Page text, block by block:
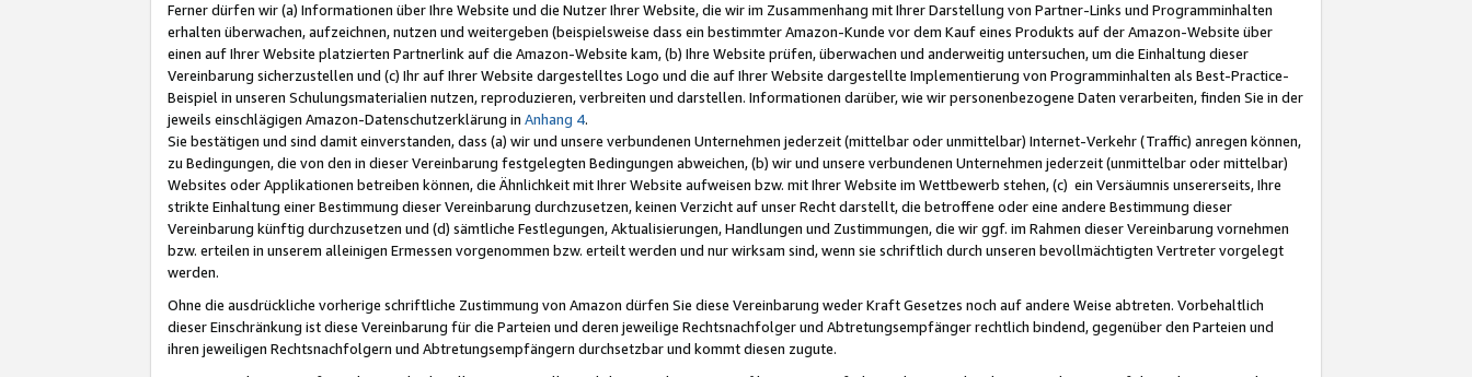
Ferner dürfen wir (a) Informationen über Ihre Website und die Nutzer Ihrer Website, die wir im Zusammenhang mit Ihrer Darstellung von Partner-Links und Programminhalten
erhalten überwachen, aufzeichnen, nutzen und weitergeben (beispielsweise dass ein bestimmter Amazon-Kunde vor dem Kauf eines Produkts auf der Amazon-Website über
einen auf Ihrer Website platzierten Partnerlink auf die Amazon-Website kam, (b) Ihre Website prüfen, überwachen und anderweitig untersuchen, um die Einhaltung dieser
Vereinbarung sicherzustellen und (c) Ihr auf Ihrer Website dargestelltes Logo und die auf Ihrer Website dargestellte Implementierung von Programminhalten als Best-Practice-
Beispiel in unseren Schulungsmaterialien nutzen, reproduzieren, verbreiten und darstellen. Informationen darüber, wie wir personenbezogene Daten verarbeiten, finden Sie in der
jeweils einschlägigen Amazon-Datenschutzerklärung in Anhang 4.
Sie bestätigen und sind damit einverstanden, dass (a) wir und unsere verbundenen Unternehmen jederzeit (mittelbar oder unmittelbar) Internet-Verkehr (Traffic) anregen können,
zu Bedingungen, die von den in dieser Vereinbarung festgelegten Bedingungen abweichen, (b) wir und unsere verbundenen Unternehmen jederzeit (unmittelbar oder mittelbar)
Websites oder Applikationen betreiben können, die Ähnlichkeit mit Ihrer Website aufweisen bzw. mit Ihrer Website im Wettbewerb stehen, (c) ein Versäumnis unsererseits, Ihre
strikte Einhaltung einer Bestimmung dieser Vereinbarung durchzusetzen, keinen Verzicht auf unser Recht darstellt, die betroffene oder eine andere Bestimmung dieser
Vereinbarung künftig durchzusetzen und (d) sämtliche Festlegungen, Aktualisierungen, Handlungen und Zustimmungen, die wir ggf. im Rahmen dieser Vereinbarung vornehmen
bzw. erteilen in unserem alleinigen Ermessen vorgenommen bzw. erteilt werden und nur wirksam sind, wenn sie schriftlich durch unseren bevollmächtigten Vertreter vorgelegt
werden.
Ohne die ausdrückliche vorherige schriftliche Zustimmung von Amazon dürfen Sie diese Vereinbarung weder Kraft Gesetzes noch auf andere Weise abtreten. Vorbehaltlich
dieser Einschränkung ist diese Vereinbarung für die Parteien und deren jeweilige Rechtsnachfolger und Abtretungsempfänger rechtlich bindend, gegenüber den Parteien und
ihren jeweiligen Rechtsnachfolgern und Abtretungsempfängern durchsetzbar und kommt diesen zugute.